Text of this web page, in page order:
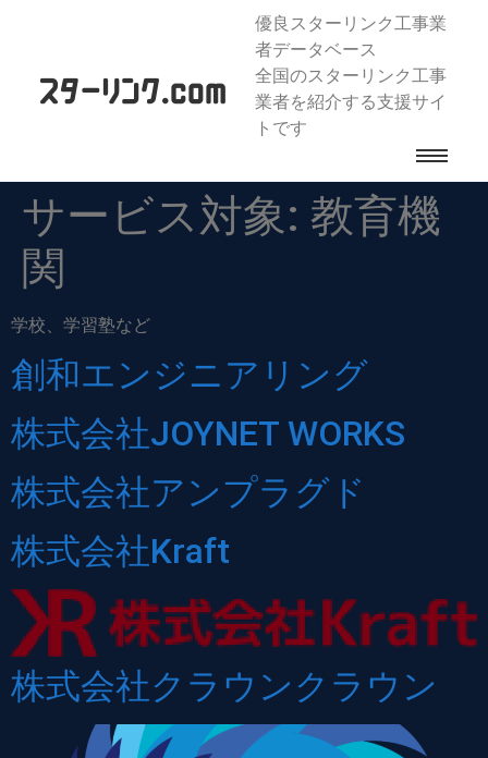
優良スターリンク工事業
者データベース
全国のスターリンク工事
業者を紹介する支援サイ
トです
サービス対象: 教育機
関
学校、学習塾など
創和エンジニアリング
株式会社JOYNET WORKS
株式会社アンプラグド
株式会社Kraft
株式会社クラウンクラウン